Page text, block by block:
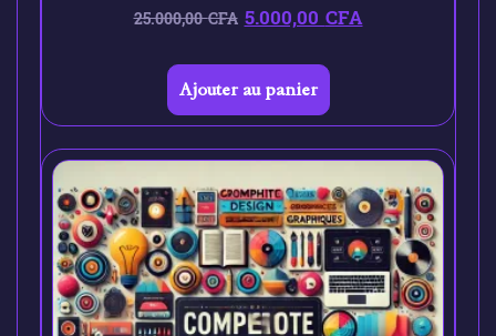
25.000,00CFA 5.000,00CFA
Ajouter au panier